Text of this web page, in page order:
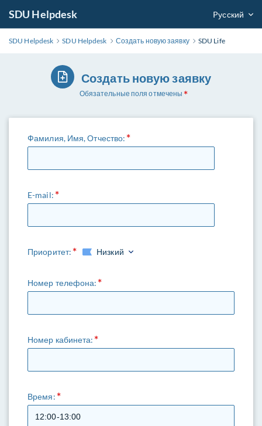
SDU Helpdesk Pусский
SDU Helpdesk SDU Helpdesk Создать новую заявку SDU Life
Создать новую заявку
Обязательные поля отмечены
Фамилия, Имя, Отчество:
E-mail:
Приоритет: Низкий
Номер телефона:
Номер кабинета:
Время: